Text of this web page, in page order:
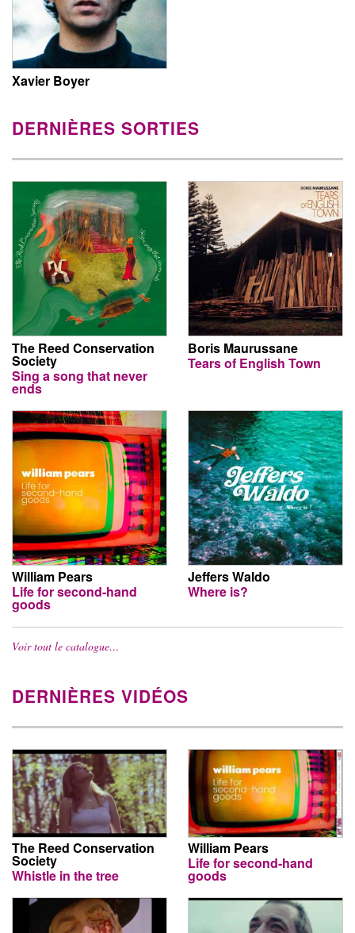
Xavier Boyer
DERNIÈRES SORTIES
The Reed Conservation
Society
Sing a song that never
ends
Boris Maurussane
Tears of English Town
William Pears
Life for second-hand
goods
Jeffers Waldo
Where is?
Voir tout le catalogue…
DERNIÈRES VIDÉOS
The Reed Conservation
Society
Whistle in the tree
William Pears
Life for second-hand
goods